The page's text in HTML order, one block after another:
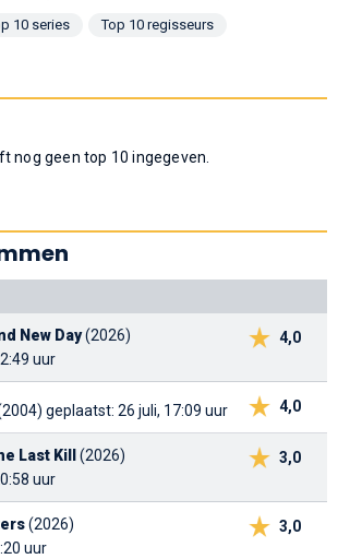
10 series
Top 10 regisseurs
nog geen top 10 ingegeven.
4,0
New Day(2026)
uur
4,0
geplaatst: 26 juli, 17:09 uur
3,0
Last Kill
(2026)
uur
3,0
(2026)
uur